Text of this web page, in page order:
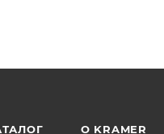
O KRAMER